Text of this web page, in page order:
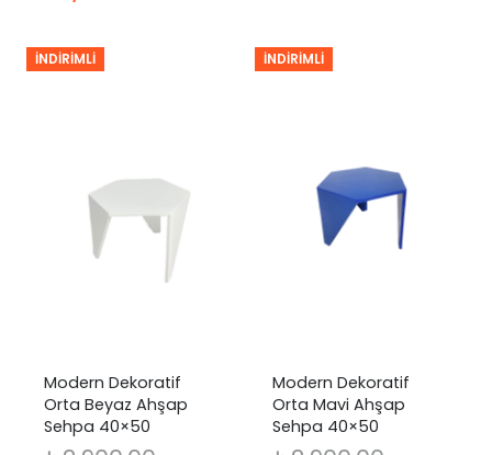
₺4,000.00.
₺2,000.00.
İNDIRIMLI
Modern Dekoratif
Orta Beyaz Ahşap
Sehpa 40×50
İNDIRIMLI
Modern Dekoratif
Orta Mavi Ahşap
Sehpa 40×50